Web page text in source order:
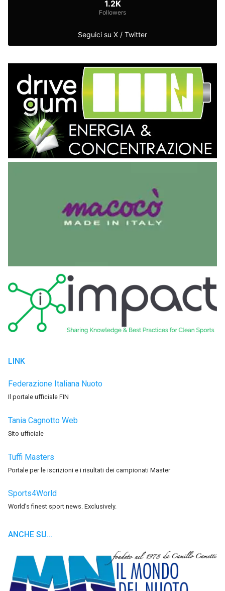
Seguici su X / Twitter
1.2K
Followers
LINK
Federazione Italiana Nuoto
Il portale ufficiale FIN
Tania Cagnotto Web
Sito ufficiale
Tuffi Masters
Portale per le iscrizioni e i risultati dei campionati Master
Sports4World
World’s finest sport news. Exclusively.
ANCHE SU…